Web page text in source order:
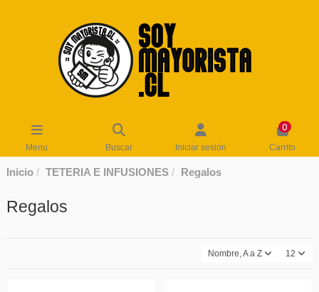
Menu Buscar Iniciar sesión
0
Carrito
Inicio TETERIA E INFUSIONES Regalos
Regalos
Nombre, A a Z 12